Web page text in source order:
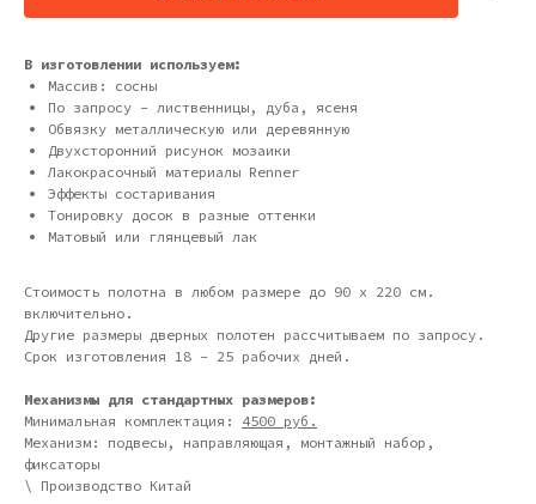
В изготовлении используем:
Массив: сосны
По запросу - лиственницы, дуба, ясеня
Обвязку металлическую или деревянную
Двухсторонний рисунок мозаики
Лакокрасочный материалы Renner
Эффекты состаривания
Тонировку досок в разные оттенки
Матовый или глянцевый лак
Стоимость полотна в любом размере до 90 х 220 см.
включительно.
Другие размеры дверных полотен рассчитываем по запросу.
Срок изготовления 18 - 25 рабочих дней.
Механизмы для стандартных размеров:
Минимальная комплектация: 4500 руб.
Механизм: подвесы, направляющая, монтажный набор,
фиксаторы
\ Производство Китай
Дизайн мастерская RIDS2.0®